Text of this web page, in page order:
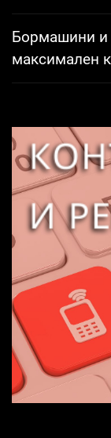
Бормашини и
максимален